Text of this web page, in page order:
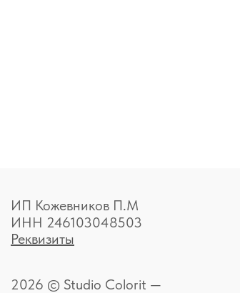
ИП Кожевников П.М
ИНН 246103048503
Реквизиты
2026 © Studio Colorit —